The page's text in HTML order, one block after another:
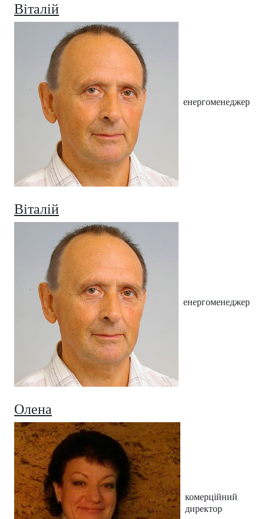
Віталій
енергоменеджер
Віталій
енергоменеджер
Олена
комерційний
директор